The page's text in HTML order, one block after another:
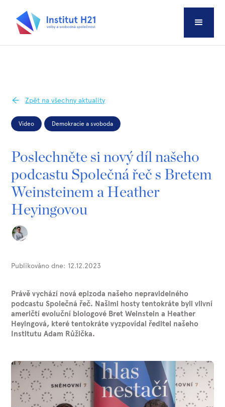
Zpět na všechny aktuality
Video Demokracie a svoboda
Poslechněte si nový díl našeho
podcastu Společná řeč s Bretem
Weinsteinem a Heather
Heyingovou
Publikováno dne: 12.12.2023
Právě vychází nová epizoda našeho nepravidelného
podcastu Společná řeč. Našimi hosty tentokráte byli vlivní
američtí evoluční biologové Bret Weinstein a Heather
Heyingová, které tentokráte vyzpovídal ředitel našeho
Institutu Adam Růžička.